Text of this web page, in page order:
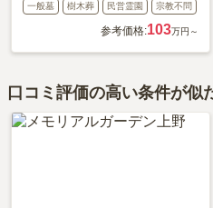
設備・環境 5.0
墓の手入れは、水道もあり柄杓
地は広いので、体が不自由な方
管理状況 5.0
私営の墓地なので、管理状況も
一般墓 樹木葬 民営霊園 宗教不問
参考価格:103万円～
口コミ評価の高い条件が似